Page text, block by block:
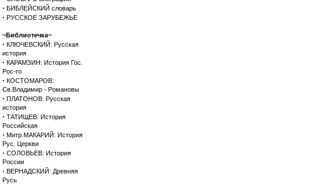
· БИБЛЕЙСКИЙ словарь
· РУССКОЕ ЗАРУБЕЖЬЕ
~Библиотечка~
· КЛЮЧЕВСКИЙ: Русская
история
· КАРАМЗИН: История Гос.
Рос-го
· КОСТОМАРОВ:
Св.Владимир - Романовы
· ПЛАТОНОВ: Русская
история
· ТАТИЩЕВ: История
Российская
· Митр.МАКАРИЙ: История
Рус. Церкви
· СОЛОВЬЕВ: История
России
· ВЕРНАДСКИЙ: Древняя
Русь